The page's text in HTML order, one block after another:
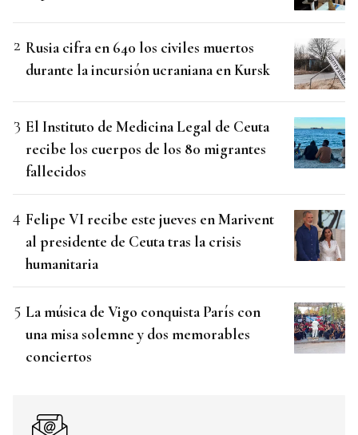
Rusia cifra en 640 los civiles muertos
durante la incursión ucraniana en Kursk
El Instituto de Medicina Legal de Ceuta
recibe los cuerpos de los 80 migrantes
fallecidos
Felipe VI recibe este jueves en Marivent
al presidente de Ceuta tras la crisis
humanitaria
La música de Vigo conquista París con
una misa solemne y dos memorables
conciertos